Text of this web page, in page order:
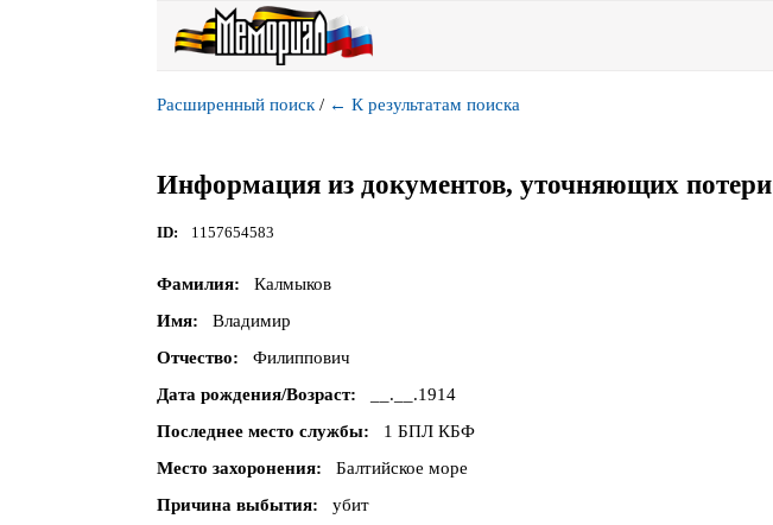
Расширенный поиск / ← К результатам поиска
Информация из документов, уточняющих потери
ID 1157654583
Фамилия
Калмыков
Имя
Владимир
Отчество
Филиппович
Дата рождения/Возраст
__.__.1914
Последнее место службы
1 БПЛ КБФ
Место захоронения
Балтийское море
Причина выбытия
убит